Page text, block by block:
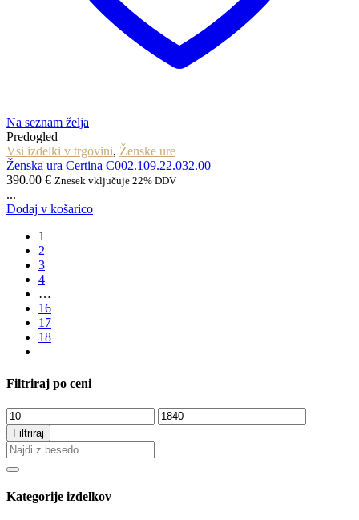
Na seznam želja
Predogled
Vsi izdelki v trgovini, Ženske ure
Ženska ura Certina C002.109.22.032.00
390.00 € Znesek vključuje 22% DDV
...
Dodaj v košarico
1
2
3
4
…
16
17
18
Filtriraj po ceni
Min
cena
Max
cena
Filtriraj
Kategorije izdelkov